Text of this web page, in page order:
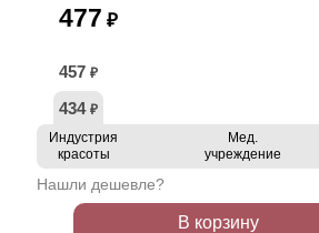
477 ₽
457 ₽
434 ₽
Индустрия
красоты
Мед.
учреждение
Нашли дешевле?
В корзину